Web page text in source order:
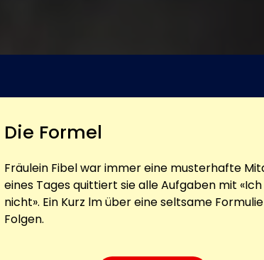
Die Formel
Fräulein Fibel war immer eine musterhafte
eines Tages quittiert sie alle Aufgaben mit
nicht». Ein Kurz lm über eine seltsame
Folgen.